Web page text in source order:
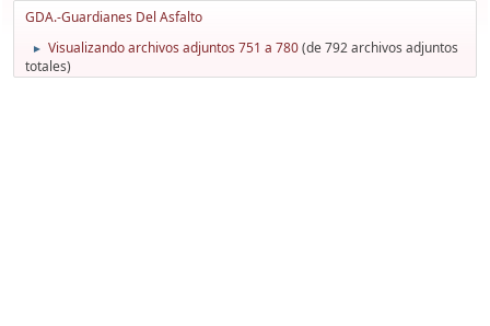
GDA.-Guardianes Del Asfalto
► Visualizando archivos adjuntos 751 a 780(de 792 archivos adjuntos
totales)